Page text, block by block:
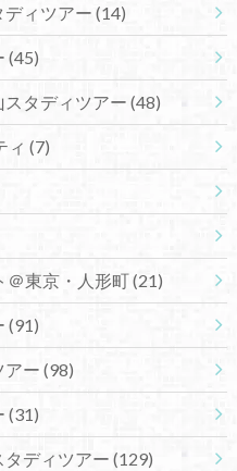
ィツアー (14)
(45)
タディツアー (48)
ィ (7)
＠東京・人形町(21)
(91)
アー (98)
(31)
ディツアー (129)